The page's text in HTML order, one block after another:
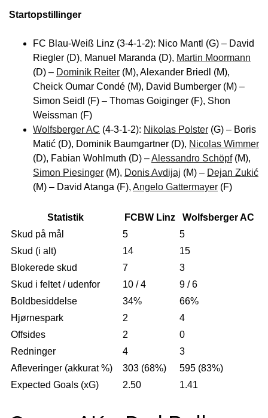
Startopstillinger
FC Blau-Weiß Linz (3-4-1-2): Nico Mantl (G) – David
Riegler (D), Manuel Maranda (D), Martin Moormann
(D) – Dominik Reiter (M), Alexander Briedl (M),
Cheick Oumar Condé (M), David Bumberger (M) –
Simon Seidl (F) – Thomas Goiginger (F), Shon
Weissman (F)
Wolfsberger AC (4-3-1-2): Nikolas Polster (G) – Boris
Matić (D), Dominik Baumgartner (D), Nicolas Wimmer
(D), Fabian Wohlmuth (D) –Alessandro Schöpf(M),
Simon Piesinger (M), Donis Avdijaj (M) – Dejan Zukić
(M) – David Atanga (F), Angelo Gattermayer (F)
Statistik FCBW Linz
Wolfsberger AC
Skud på mål
5
5
Skud (i alt)
14
15
Blokerede skud
7
3
Skud i feltet / udenfor
10 / 4
9 / 6
Boldbesiddelse
34%
66%
Hjørnespark
2
4
Offsides
2
0
Redninger
4
3
Afleveringer (akkurat %)
303 (68%)
595 (83%)
Expected Goals (xG)
2.50 1.41